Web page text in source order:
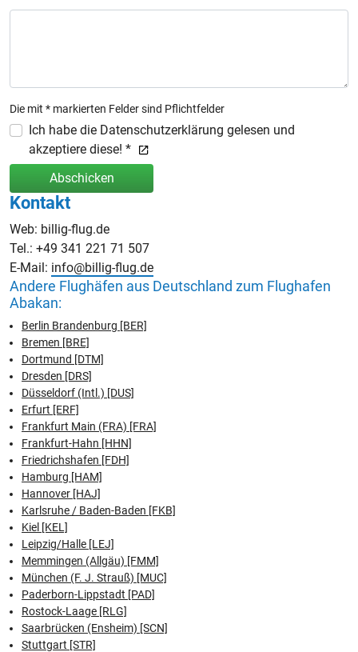
Die mit * markierten Felder sind Pflichtfelder
Ich habe die Datenschutzerklärung gelesen und
akzeptiere diese! *
Abschicken
Kontakt
Web: billig-flug.de
Tel.: +49 341 221 71 507
E-Mail: info@billig-flug.de
Andere Flughäfen aus Deutschland zum Flughafen
Abakan:
Berlin Brandenburg [BER]
Bremen [BRE]
Dortmund [DTM]
Dresden [DRS]
Düsseldorf (Intl.) [DUS]
Erfurt [ERF]
Frankfurt Main (FRA) [FRA]
Frankfurt-Hahn [HHN]
Friedrichshafen [FDH]
Hamburg [HAM]
Hannover [HAJ]
Karlsruhe / Baden-Baden [FKB]
Kiel [KEL]
Leipzig/Halle [LEJ]
Memmingen (Allgäu) [FMM]
München (F. J. Strauß) [MUC]
Paderborn-Lippstadt [PAD]
Rostock-Laage [RLG]
Saarbrücken (Ensheim) [SCN]
Stuttgart [STR]